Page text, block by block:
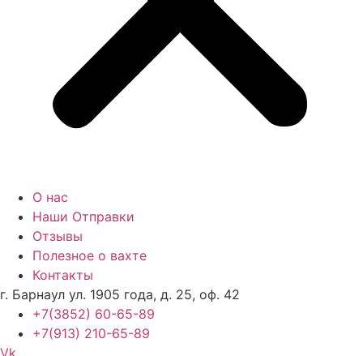
О нас
Наши Отправки
Отзывы
Полезное о вахте
Контакты
г. Барнаул ул. 1905 года, д. 25, оф. 42
+7(3852) 60-65-89
+7(913) 210-65-89
Vk